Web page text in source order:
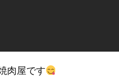
肉屋です